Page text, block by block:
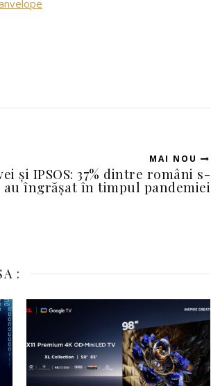
MAI NOU
și IPSOS: 37% dintre români s-
au îngrășat în timpul pandemiei
: